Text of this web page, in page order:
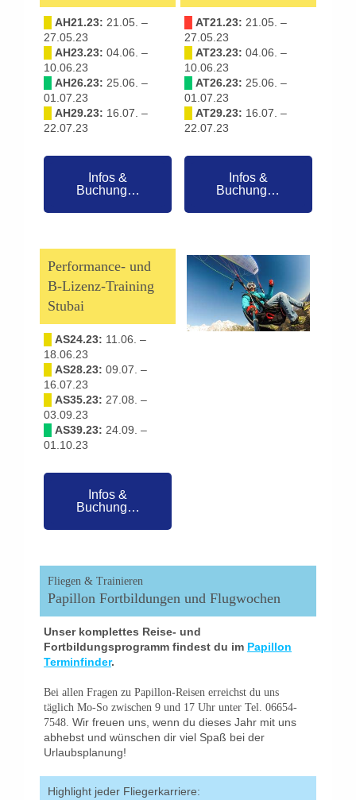
AH21.23: 21.05. –
27.05.23
AH23.23: 04.06. –
10.06.23
AH26.23: 25.06. –
01.07.23
AH29.23: 16.07. –
22.07.23
Infos &
Buchung…
AT21.23: 21.05. –
27.05.23
AT23.23: 04.06. –
10.06.23
AT26.23: 25.06. –
01.07.23
AT29.23: 16.07. –
22.07.23
Infos &
Buchung…
Performance- und
B-Lizenz-Training
Stubai
AS24.23: 11.06. –
18.06.23
AS28.23: 09.07. –
16.07.23
AS35.23: 27.08. –
03.09.23
AS39.23: 24.09. –
01.10.23
Infos &
Buchung…
Fliegen & Trainieren
Papillon Fortbildungen und Flugwochen
Unser komplettes Reise- und
Fortbildungsprogramm findest du im Papillon
Terminfinder.
Bei allen Fragen zu Papillon-Reisen erreichst du uns
täglich Mo-So zwischen 9 und 17 Uhr unter Tel. 06654-
7548. Wir freuen uns, wenn du dieses Jahr mit uns
abhebst und wünschen dir viel Spaß bei der
Urlaubsplanung!
Highlight jeder Fliegerkarriere: